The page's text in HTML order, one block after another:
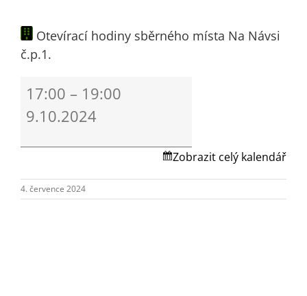
Aktuality
Otevírací hodiny sběrného místa Na Návsi
č.p.1.
hodiny
sběrného
Na
č.p.1.
17:00 – 19:00
9.10.2024
Zobrazit celý kalendář
4. července 2024